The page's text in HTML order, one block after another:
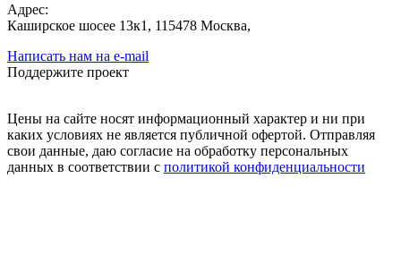
Адрес:
Каширское шосее 13к1, 115478 Москва,
Написать нам на e-mail
Поддержите проект
Цены на сайте носят информационный характер и ни при
каких условиях не является публичной офертой. Отправляя
свои данные, даю согласие на обработку персональных
данных в соответствии с политикой конфиденциальности